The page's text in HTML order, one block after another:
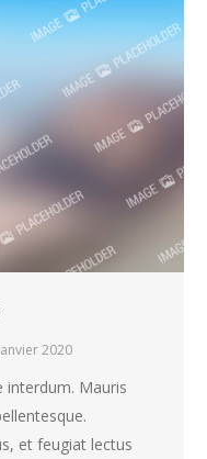
2020
interdum. Mauris
et feugiat lectus